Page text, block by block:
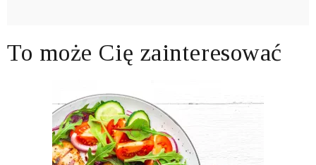
To może Cię zainteresować